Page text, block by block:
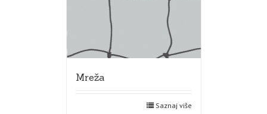
Mreža
Saznaj više